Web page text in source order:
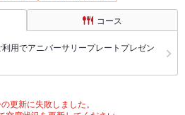
コース
用でアニバーサリープレートプレゼン
更新に失敗しました。